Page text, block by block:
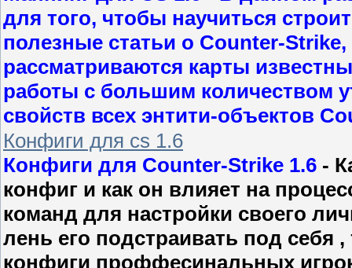
для того, чтобы научиться
полезные статьи о Counter-
рассматриваются карты
работы с большим количеством
свойств всех энтити-объектов
Конфиги для cs 1.6
Конфиги для Counter-Strike 1.6 -
конфиг и как он влияет на
команд для настройки своего
лень его подстраивать под себя
конфиги проффесинальных